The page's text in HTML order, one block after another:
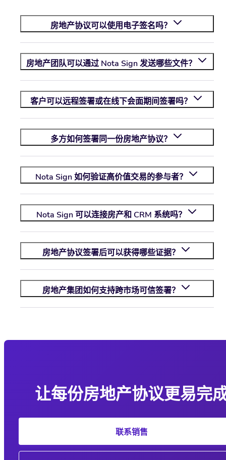
房地产协议可以使用电子签名吗？
房地产团队可以通过Nota Sign发送哪些文件？
客户可以远程签署或在线下会面期间签署吗？
多方如何签署同一份房地产协议？
Nota Sign如何验证高价值交易的参与者？
Nota Sign可以连接房产和 CRM 系统吗？
房地产协议签署后可以获得哪些证据？
房地产集团如何支持跨市场可信签署？
让每份房地产协议更易完
联系销售